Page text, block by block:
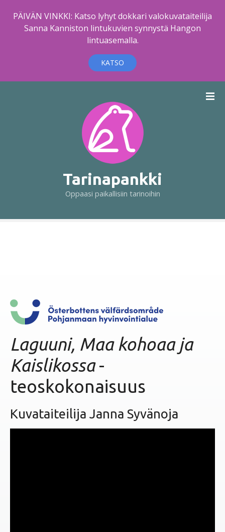
PÄIVÄN VINKKI: Katso lyhyt dokkari valokuvataiteilija
Sanna Kanniston lintukuvien synnystä Hangon
lintuasemalla.
KATSO
t
Tarinapankki
Oppaasi paikallisiin tarinoihin
Laguuni, Maa kohoaa ja
Kaislikossa-
teoskokonaisuus
Kuvataiteilija Janna Syvänoja